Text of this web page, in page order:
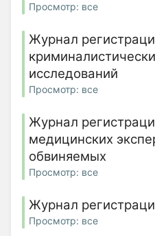
Просмотр: все
Журнал
исследований
Просмотр: все
Журнал
медицинских
обвиняемых
Просмотр: все
Журнал
Просмотр: все